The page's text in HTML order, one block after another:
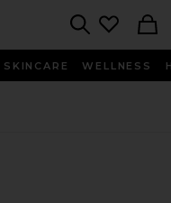
SKINCARE WELLNESS